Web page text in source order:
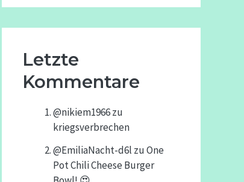
Letzte
Kommentare
@nikiem1966zu
kriegsverbrechen
@EmiliaNacht-d6l zuOne
Pot Chili Cheese Burger